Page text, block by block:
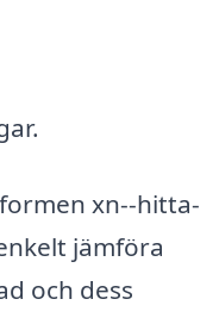
xn--hitta-
jämföra
och dess